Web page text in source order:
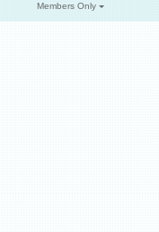
Members Only